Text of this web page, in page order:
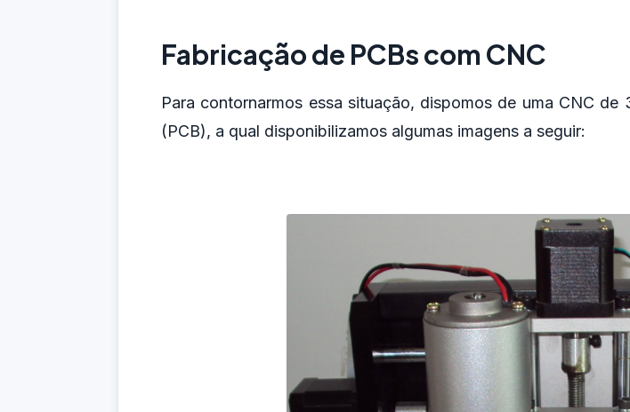
Fabricação de PCBs com CNC
Para contornarmos essa situação, dispomos de uma CNC
(PCB), a qual disponibilizamos algumas imagens a seguir: